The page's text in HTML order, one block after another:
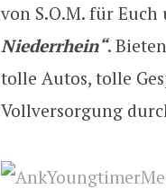
von S.O.M. für
Niederrhein“.
tolle Autos, tolle
Vollversorgung